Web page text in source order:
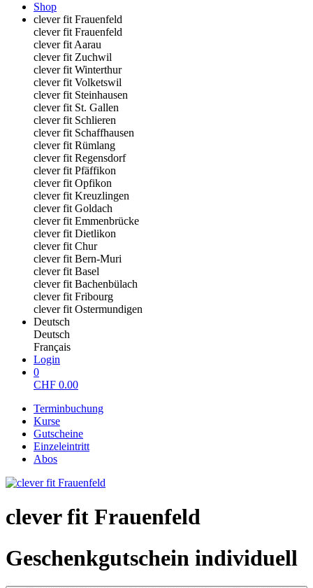
Shop
clever fit Frauenfeld
clever fit Frauenfeld
clever fit Aarau
clever fit Zuchwil
clever fit Winterthur
clever fit Volketswil
clever fit Steinhausen
clever fit St. Gallen
clever fit Schlieren
clever fit Schaffhausen
clever fit Rümlang
clever fit Regensdorf
clever fit Pfäffikon
clever fit Opfikon
clever fit Kreuzlingen
clever fit Goldach
clever fit Emmenbrücke
clever fit Dietlikon
clever fit Chur
clever fit Bern-Muri
clever fit Basel
clever fit Bachenbülach
clever fit Fribourg
clever fit Ostermundigen
Deutsch
Deutsch
Français
Login
0
CHF 0.00
Terminbuchung
Kurse
Gutscheine
Einzeleintritt
Abos
clever fit Frauenfeld
Geschenkgutschein individuell